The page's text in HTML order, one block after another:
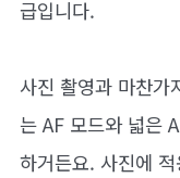
급입니다.
사진 촬영과 마찬가
는 AF 모드와 넓은
하거든요. 사진에